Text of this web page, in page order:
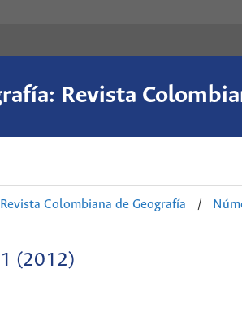
Revista
Colombiana de Geografía /
(2012)